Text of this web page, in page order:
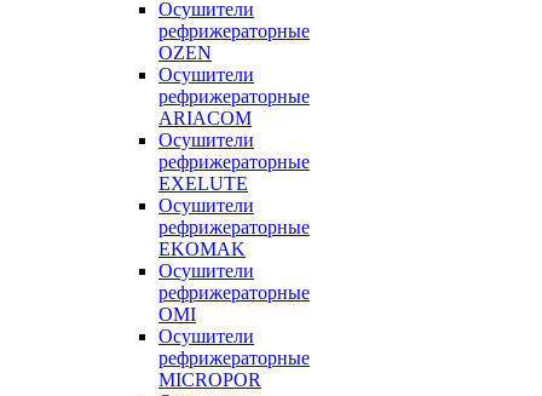
Осушители
рефрижераторные
OZEN
Осушители
рефрижераторные
ARIACOM
Осушители
рефрижераторные
EXELUTE
Осушители
рефрижераторные
EKOMAK
Осушители
рефрижераторные
OMI
Осушители
рефрижераторные
MICROPOR